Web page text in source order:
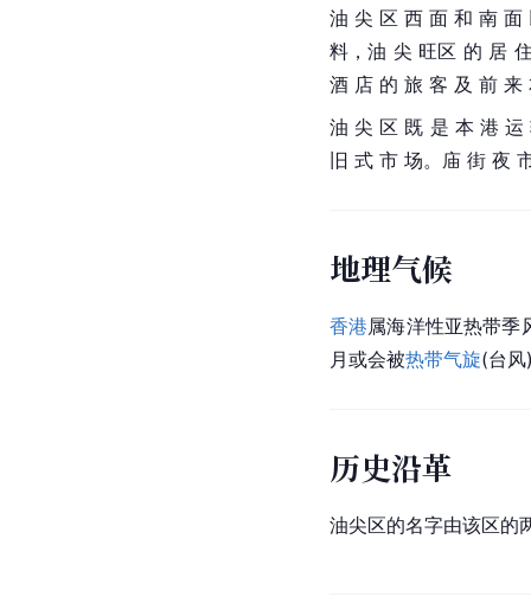
油 尖 区 西 面 和 南
料，油 尖 旺区 的 居
酒 店 的 旅 客 及 前
油 尖 区 既 是 本 港
旧 式 市 场。庙 街 夜
地理气候
香港属海洋性亚热带季
月或会被热带气旋(台
历史沿革
油尖区的名字由该区的